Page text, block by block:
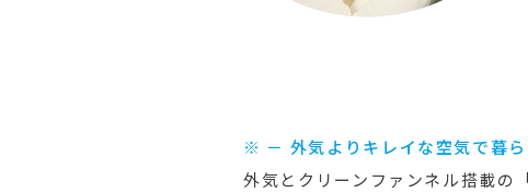
※ － 外気よりキレイな空気で暮ら
外気とクリーンファンネル搭載の